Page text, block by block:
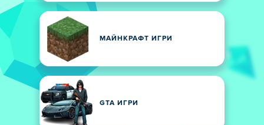
МАЙНКРАФТ ИГРИ
GTA ИГРИ